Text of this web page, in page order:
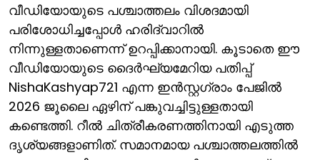
വീഡിയോയുടെ പശ്ചാത്തലം വിശദമായി
പരിശോധിച്ചപ്പോള്‍ ഹരിദ്വാറില്‍
നിന്നുള്ളതാണെന്ന് ഉറപ്പിക്കാനായി. കൂടാതെ ഈ
വീഡിയോയുടെ ദൈര്‍ഘ്യമേറിയ പതിപ്പ്
NishaKashyap721 എന്ന ഇന്‍സ്റ്റഗ്രാം പേജില്‍
2026 ജൂലൈ ഏഴിന് പങ്കുവച്ചിട്ടുള്ളതായി
കണ്ടെത്തി. റീല്‍ ചിത്രീകരണത്തിനായി എടുത്ത
ദൃശ്യങ്ങളാണിത്. സമാനമായ പശ്ചാത്തലത്തില്‍